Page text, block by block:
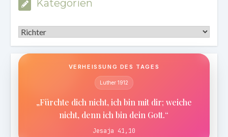
Kategorien
Kategorien
VERHEISSUNG DES TAGES
Luther 1912
„Fürchte dich nicht, ich bin mit dir; weiche
nicht, denn ich bin dein Gott.“
Jesaja 41,10